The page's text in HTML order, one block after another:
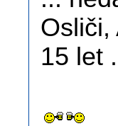
Osliči,
15 let